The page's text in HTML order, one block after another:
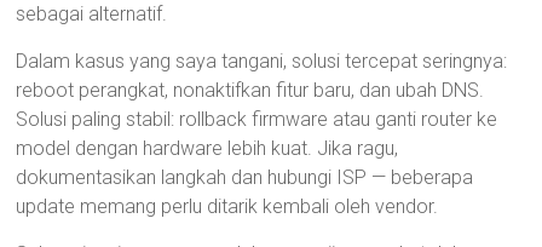
sebagai alternatif.
Dalam kasus yang saya tangani, solusi tercepat seringnya:
reboot perangkat, nonaktifkan fitur baru, dan ubah DNS.
Solusi paling stabil: rollback firmware atau ganti router ke
model dengan hardware lebih kuat. Jika ragu,
dokumentasikan langkah dan hubungi ISP — beberapa
update memang perlu ditarik kembali oleh vendor.